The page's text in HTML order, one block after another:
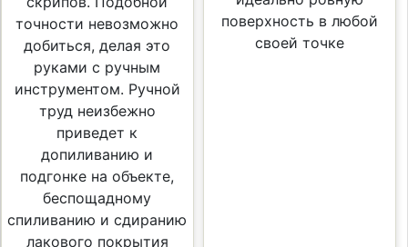
точности невозможно
добиться, делая это
руками с ручным
инструментом. Ручной
труд неизбежно
приведет к
допиливанию и
подгонке на объекте,
беспощадному
спиливанию и сдиранию
лакового покрытия
поверхность в любой
своей точке